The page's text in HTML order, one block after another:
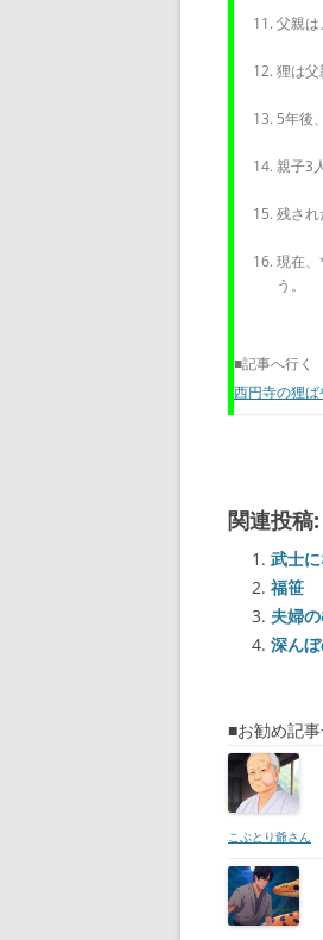
父親
狸は父
5年後
親子3
残され
現在
う。
■記事へ行く
西円寺の狸
関連投稿:
武士
福笹
夫婦
深ん
■お勧め記
こぶとり爺さん